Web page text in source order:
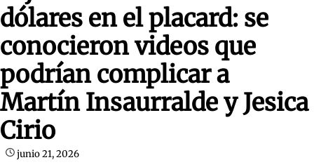
dólares en el placard: se
conocieron videos que
podrían complicar a
Martín Insaurralde y Jesica
Cirio
junio 21, 2026